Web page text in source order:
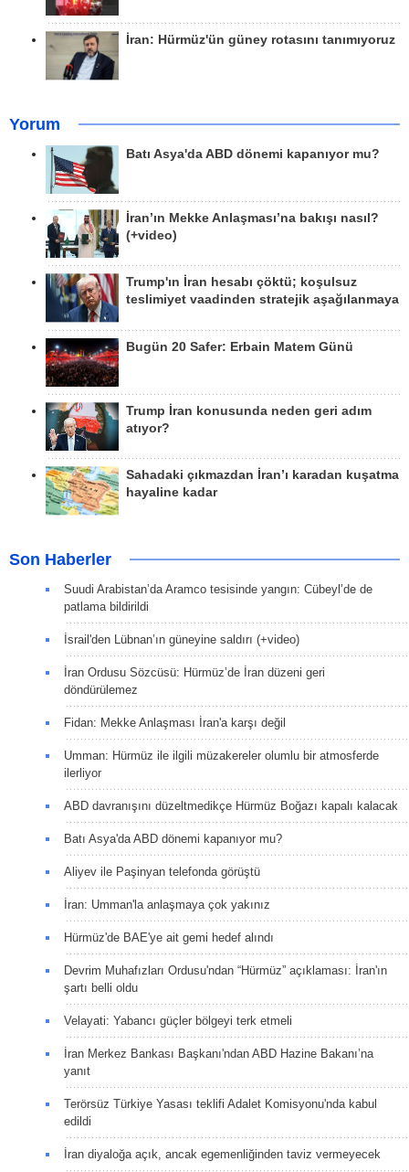
İran: Hürmüz'ün güney rotasını tanımıyoruz
Yorum
Batı Asya'da ABD dönemi kapanıyor mu?
İran’ın Mekke Anlaşması’na bakışı nasıl?
(+video)
Trump'ın İran hesabı çöktü; koşulsuz
teslimiyet vaadinden stratejik aşağılanmaya
Bugün 20 Safer: Erbain Matem Günü
Trump İran konusunda neden geri adım
atıyor?
Sahadaki çıkmazdan İran’ı karadan kuşatma
hayaline kadar
Son Haberler
Suudi Arabistan’da Aramco tesisinde yangın: Cübeyl’de de
patlama bildirildi
İsrail'den Lübnan’ın güneyine saldırı (+video)
İran Ordusu Sözcüsü: Hürmüz’de İran düzeni geri
döndürülemez
Fidan: Mekke Anlaşması İran'a karşı değil
Umman: Hürmüz ile ilgili müzakereler olumlu bir atmosferde
ilerliyor
ABD davranışını düzeltmedikçe Hürmüz Boğazı kapalı kalacak
Batı Asya'da ABD dönemi kapanıyor mu?
Aliyev ile Paşinyan telefonda görüştü
İran: Umman'la anlaşmaya çok yakınız
Hürmüz'de BAE'ye ait gemi hedef alındı
Devrim Muhafızları Ordusu'ndan “Hürmüz” açıklaması: İran'ın
şartı belli oldu
Velayati: Yabancı güçler bölgeyi terk etmeli
İran Merkez Bankası Başkanı'ndan ABD Hazine Bakanı’na
yanıt
Terörsüz Türkiye Yasası teklifi Adalet Komisyonu'nda kabul
edildi
İran diyaloğa açık, ancak egemenliğinden taviz vermeyecek